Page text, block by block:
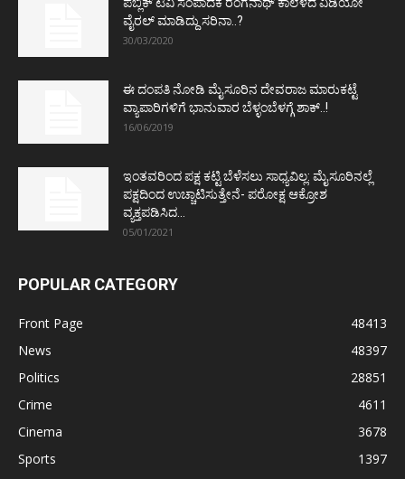
ಪಬ್ಲಿಕ್ ಟಿವಿ ಸಂಪಾದಕ ರಂಗನಾಥ್ ಕಾಲೆಳೆದ ವಿಡಿಯೋ
ವೈರಲ್ ಮಾಡಿದ್ದು ಸರಿನಾ..?
30/03/2020
ಈ ದಂಪತಿ ನೋಡಿ ಮೈಸೂರಿನ ದೇವರಾಜ ಮಾರುಕಟ್ಟೆ
ವ್ಯಾಪಾರಿಗಳಿಗೆ ಭಾನುವಾರ ಬೆಳ್ಳಂಬೆಳಗ್ಗೆ ಶಾಕ್..!
16/06/2019
ಇಂತವರಿಂದ ಪಕ್ಷ ಕಟ್ಟಿ ಬೆಳೆಸಲು ಸಾಧ್ಯವಿಲ್ಲ: ಮೈಸೂರಿನಲ್ಲೆ
ಪಕ್ಷದಿಂದ ಉಚ್ಚಾಟಿಸುತ್ತೇನೆ- ಪರೋಕ್ಷ ಆಕ್ರೋಶ
ವ್ಯಕ್ತಪಡಿಸಿದ...
05/01/2021
POPULAR CATEGORY
Front Page
48413
News
48397
Politics
28851
Crime
4611
Cinema
3678
Sports
1397